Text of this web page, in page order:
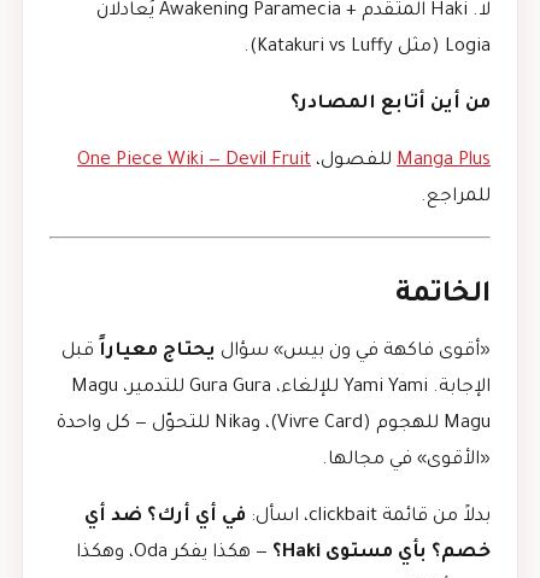
لا. Haki المتقدم + Awakening Paramecia يُعادلان
Logia (مثل Katakuri vs Luffy).
من أين أتابع المصادر؟
Manga Plus للفصول، One Piece Wiki — Devil Fruit
للمراجع.
الخاتمة
«أقوى فاكهة في ون بيس» سؤال يحتاج معياراً قبل
الإجابة. Yami Yami للإلغاء، Gura Gura للتدمير، Magu
Magu للهجوم (Vivre Card)، وNika للتحوّل — كل واحدة
«الأقوى» في مجالها.
بدلاً من قائمة clickbait، اسأل:
في أي أرك؟ ضد أي
خصم؟ بأي مستوى Haki؟
— هكذا يفكر Oda، وهكذا